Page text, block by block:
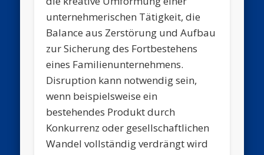
unternehmerischen Tätigkeit, die
Balance aus Zerstörung und Aufbau
zur Sicherung des Fortbestehens
eines Familienunternehmens.
Disruption kann notwendig sein,
wenn beispielsweise ein
bestehendes Produkt durch
Konkurrenz oder gesellschaftlichen
Wandel vollständig verdrängt wird